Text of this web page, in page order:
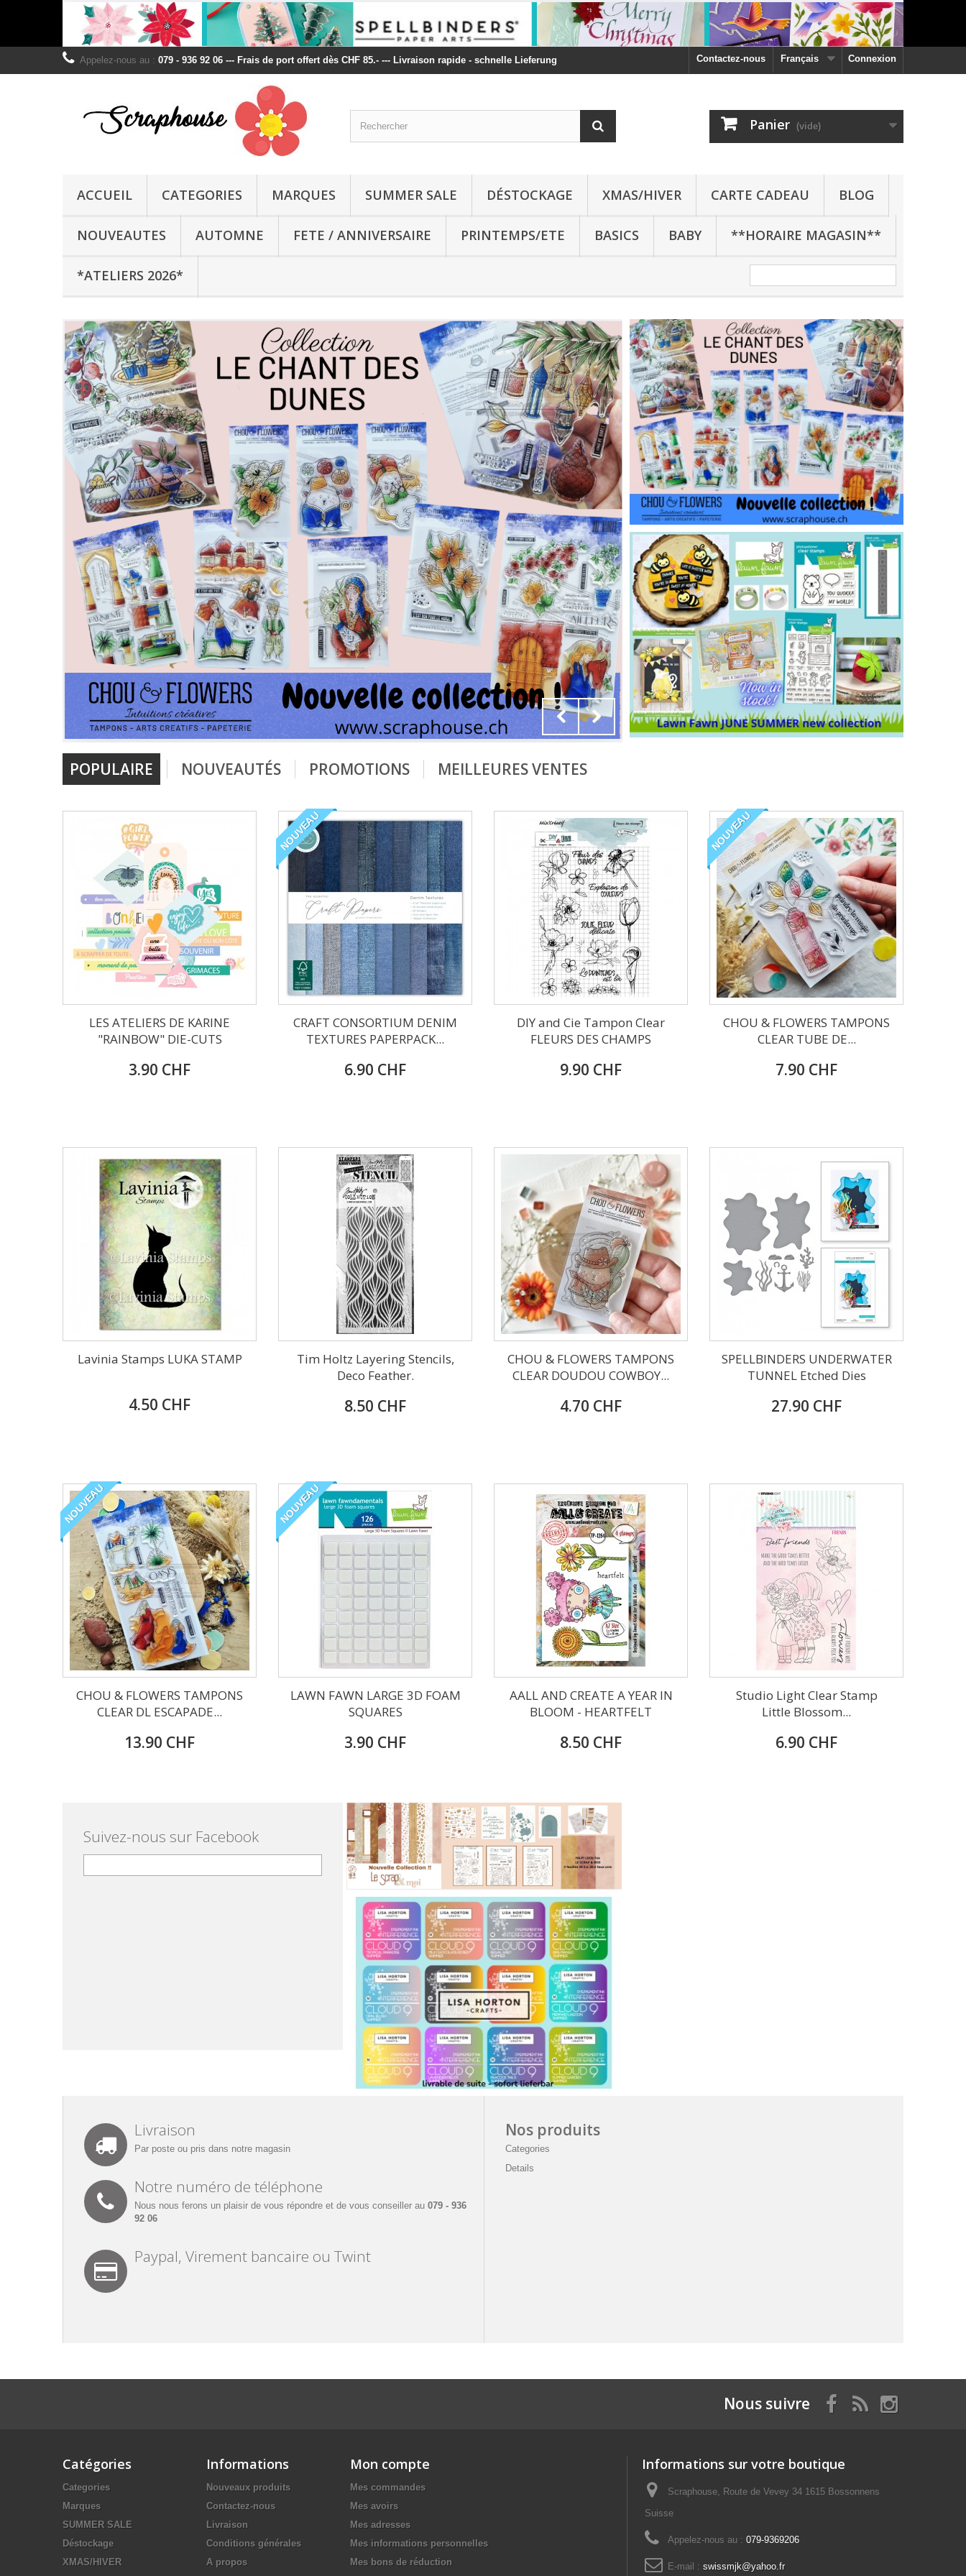
Connexion
Français
Contactez-nous
Appelez-nous au : 079 - 936 92 06 --- Frais de port offert dès CHF 85.- --- Livraison rapide - schnelle Lieferung
Panier (vide)
ACCUEIL CATEGORIES MARQUES SUMMER SALE DÉSTOCKAGE XMAS/HIVER CARTE CADEAU BLOG
NOUVEAUTES AUTOMNE FETE / ANNIVERSAIRE PRINTEMPS/ETE BASICS BABY **HORAIRE MAGASIN**
*ATELIERS 2026*
POPULAIRE NOUVEAUTÉS PROMOTIONS MEILLEURES VENTES
LES ATELIERS DE KARINE
"RAINBOW" DIE-CUTS
3.90 CHF
NOUVEAU
CRAFT CONSORTIUM DENIM
TEXTURES PAPERPACK...
6.90 CHF
DIY and Cie Tampon Clear
FLEURS DES CHAMPS
9.90 CHF
NOUVEAU
CHOU & FLOWERS TAMPONS
CLEAR TUBE DE...
7.90 CHF
Lavinia Stamps LUKA STAMP
4.50 CHF
Tim Holtz Layering Stencils,
Deco Feather.
8.50 CHF
CHOU & FLOWERS TAMPONS
CLEAR DOUDOU COWBOY...
4.70 CHF
SPELLBINDERS UNDERWATER
TUNNEL Etched Dies
27.90 CHF
NOUVEAU
CHOU & FLOWERS TAMPONS
CLEAR DL ESCAPADE...
13.90 CHF
NOUVEAU
LAWN FAWN LARGE 3D FOAM
SQUARES
3.90 CHF
AALL AND CREATE A YEAR IN
BLOOM - HEARTFELT
8.50 CHF
Studio Light Clear Stamp
Little Blossom...
6.90 CHF
Suivez-nous sur Facebook
Livraison
Par poste ou pris dans notre magasin
Notre numéro de téléphone
Nous nous ferons un plaisir de vous répondre et de vous conseiller au 079 - 936
92 06
Paypal, Virement bancaire ou Twint
Nos produits
Categories
Details
Nous suivre
Catégories
Categories
Marques
SUMMER SALE
Déstockage
XMAS/HIVER
Informations
Nouveaux produits
Contactez-nous
Livraison
Conditions générales
A propos
Mon compte
Mes commandes
Mes avoirs
Mes adresses
Mes informations personnelles
Mes bons de réduction
Informations sur votre boutique
Scraphouse, Route de Vevey 34 1615 Bossonnens
Suisse
Appelez-nous au : 079-9369206
E-mail : swissmjk@yahoo.fr